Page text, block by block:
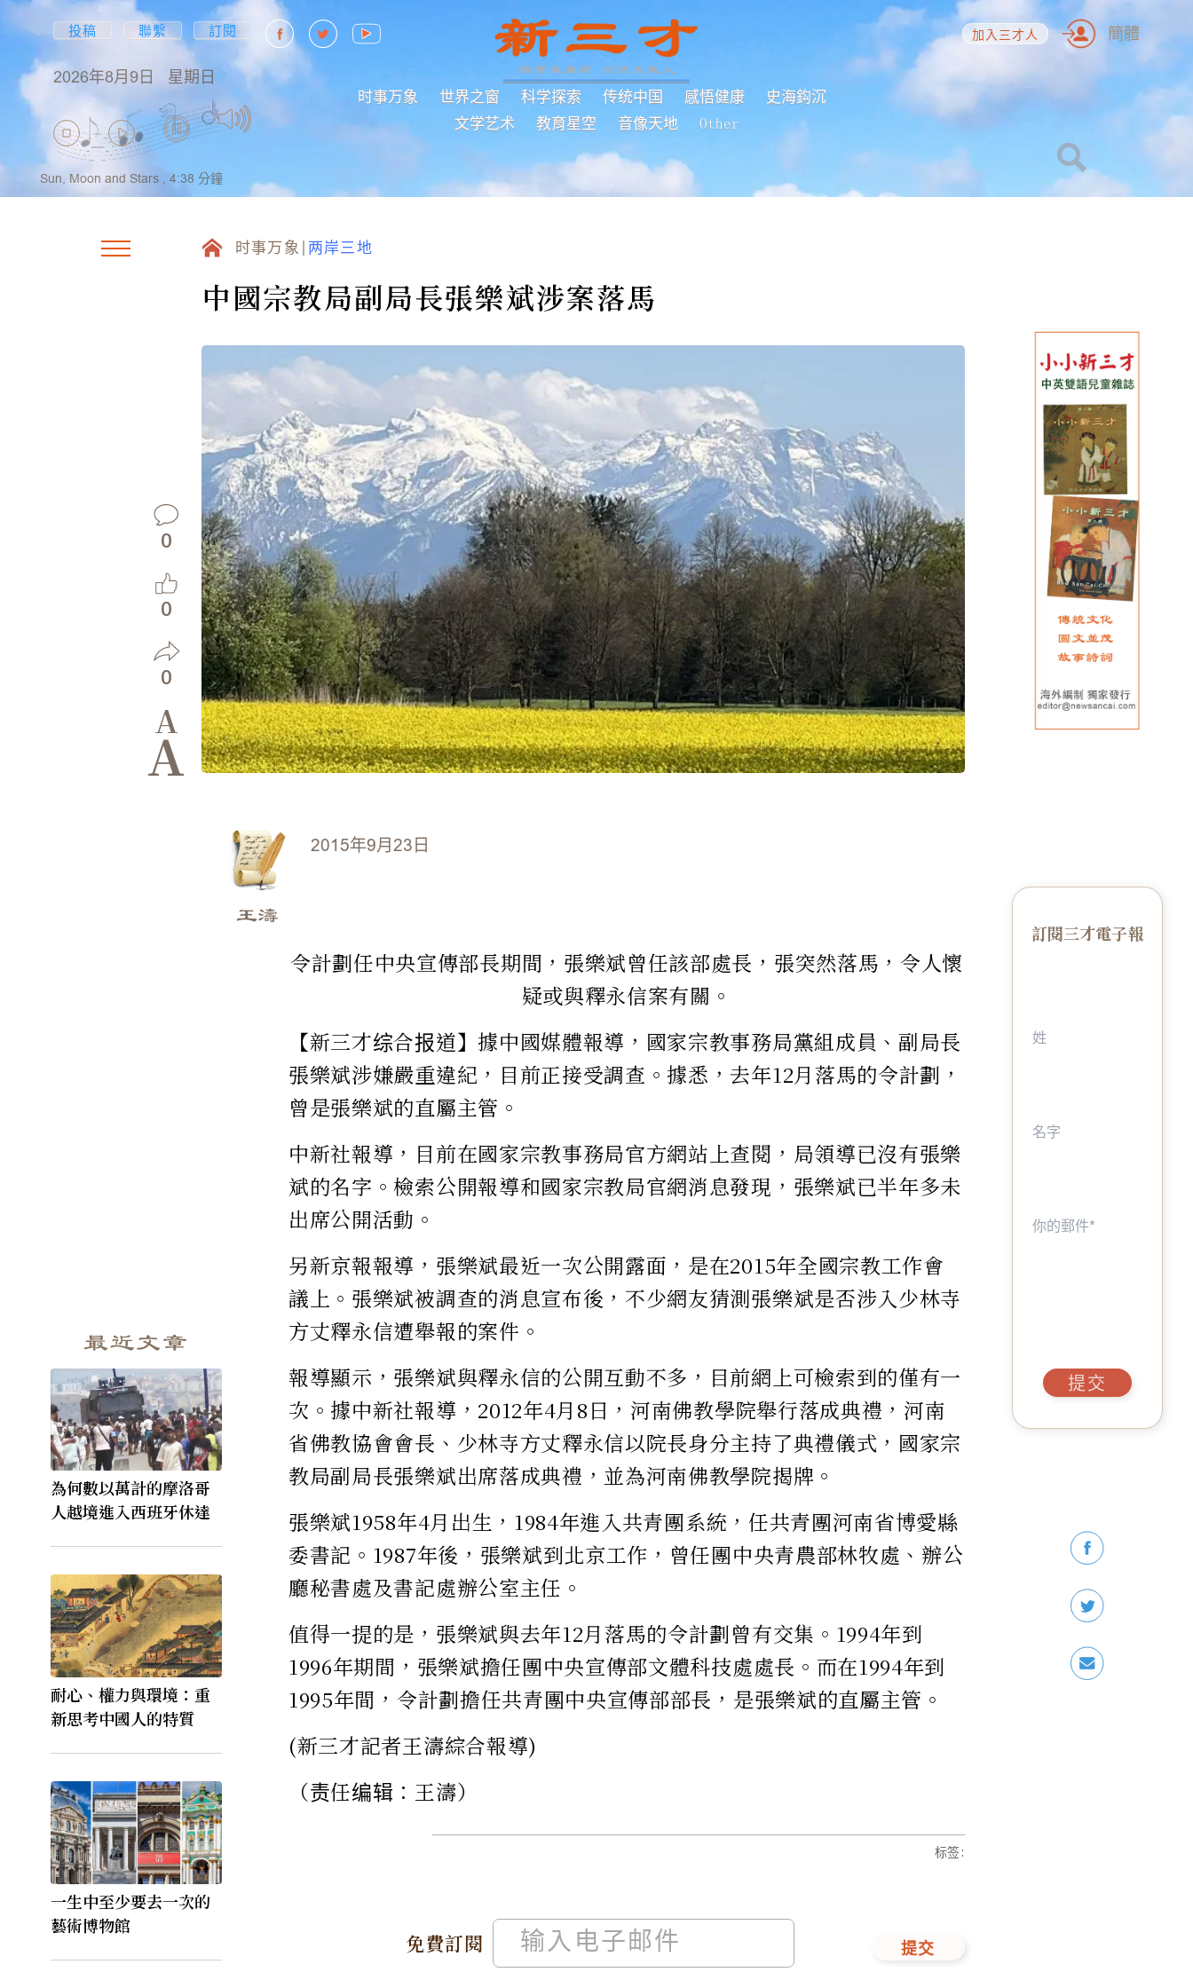
投稿 聯繫 訂閱
2026年8月9日 星期日
时事万象 世界之窗 科学探索 传统中国 感悟健康
史海鈎沉
文学艺术
教育星空 音像天地 Other
加入三才人 簡體
Sun, Moon and Stars , 4:38 分鐘
时事万象 两岸三地
中國宗教局副局長張樂斌涉案落馬
0
0
0
A
A
最近文章
為何數以萬計的摩洛哥
人越境進入西班牙休達
耐心、權力與環境：重
新思考中國人的特質
一生中至少要去一次的
藝術博物館
2015年9月23日
王濤
令計劃任中央宣傳部長期間，張樂斌曾任該部處長，張突然落馬，令人懷
疑或與釋永信案有關。
【新三才综合报道】據中國媒體報導，國家宗教事務局黨組成員、副局長
張樂斌涉嫌嚴重違紀，目前正接受調查。據悉，去年12月落馬的令計劃，
曾是張樂斌的直屬主管。
中新社報導，目前在國家宗教事務局官方網站上查閱，局領導已沒有張樂
斌的名字。檢索公開報導和國家宗教局官網消息發現，張樂斌已半年多未
出席公開活動。
另新京報報導，張樂斌最近一次公開露面，是在2015年全國宗教工作會
議上。張樂斌被調查的消息宣布後，不少網友猜測張樂斌是否涉入少林寺
方丈釋永信遭舉報的案件。
報導顯示，張樂斌與釋永信的公開互動不多，目前網上可檢索到的僅有一
次。據中新社報導，2012年4月8日，河南佛教學院舉行落成典禮，河南
省佛教協會會長、少林寺方丈釋永信以院長身分主持了典禮儀式，國家宗
教局副局長張樂斌出席落成典禮，並為河南佛教學院揭牌。
張樂斌1958年4月出生，1984年進入共青團系統，任共青團河南省博愛縣
委書記。1987年後，張樂斌到北京工作，曾任團中央青農部林牧處、辦公
廳秘書處及書記處辦公室主任。
值得一提的是，張樂斌與去年12月落馬的令計劃曾有交集。1994年到
1996年期間，張樂斌擔任團中央宣傳部文體科技處處長。而在1994年到
1995年間，令計劃擔任共青團中央宣傳部部長，是張樂斌的直屬主管。
(新三才記者王濤綜合報導)
（责任编辑：王濤）
免費訂閱 提交
标签:
訂閱三才電子報
提交